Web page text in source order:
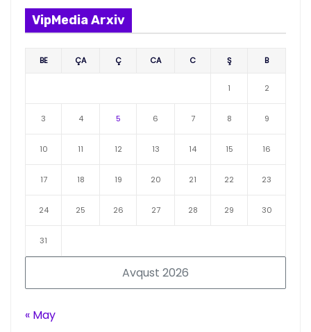
VipMedia Arxiv
Avqust 2026
BE ÇA Ç CA C Ş B
1 2
3 4 5 6 7 8 9
10 11 12 13 14 15 16
17 18 19 20 21 22 23
24 25 26 27 28 29 30
31
« May